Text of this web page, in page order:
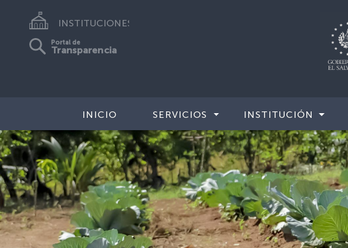
INSTITUCIONES
Portal de
Transparencia
INICIO SERVICIOS INSTITUCIÓN